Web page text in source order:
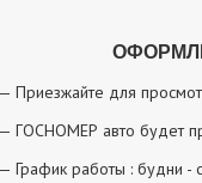
Приезжайте для
ГОСНОМЕР авто будет
График работы : будни